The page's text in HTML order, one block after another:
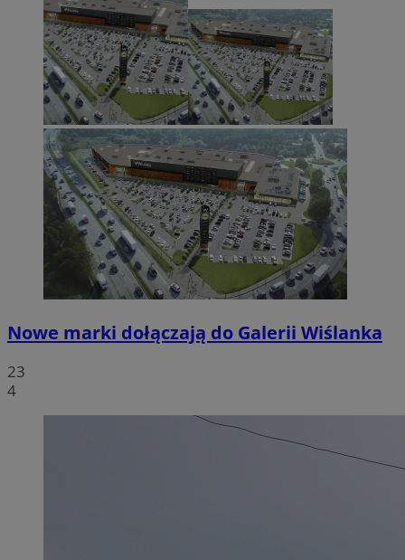
Nowe marki dołączają do Galerii Wiślanka
23
4